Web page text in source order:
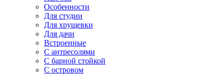
Особенности
Для студии
Для хрущевки
Для дачи
Встроенные
С антресолями
С барной стойкой
С островом